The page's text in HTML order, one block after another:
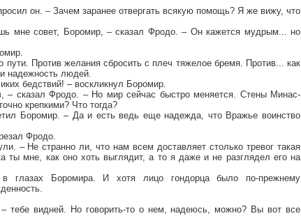
он. – Зачем заранее отвергать всякую помощь? Я же вижу, что
мне совет, Боромир, – сказал Фродо. – Он кажется мудрым... но
пути. Против желания сбросить с плеч тяжелое бремя. Против... как
надежность людей.
бедствий! – воскликнул Боромир.
– сказал Фродо. – Но мир сейчас быстро меняется. Стены Минас-
крепкими? Что тогда?
Боромир. – Да и есть ведь еще надежда, что Вражье воинство
Фродо.
– Не странно ли, что нам всем доставляет столько тревог такая
ты мне, как оно хоть выглядит, а то я даже и не разглядел его на
глазах Боромира. И хотя лицо гондорца было по-прежнему
тебе видней. Но говорить-то о нем, надеюсь, можно? Вы вот все